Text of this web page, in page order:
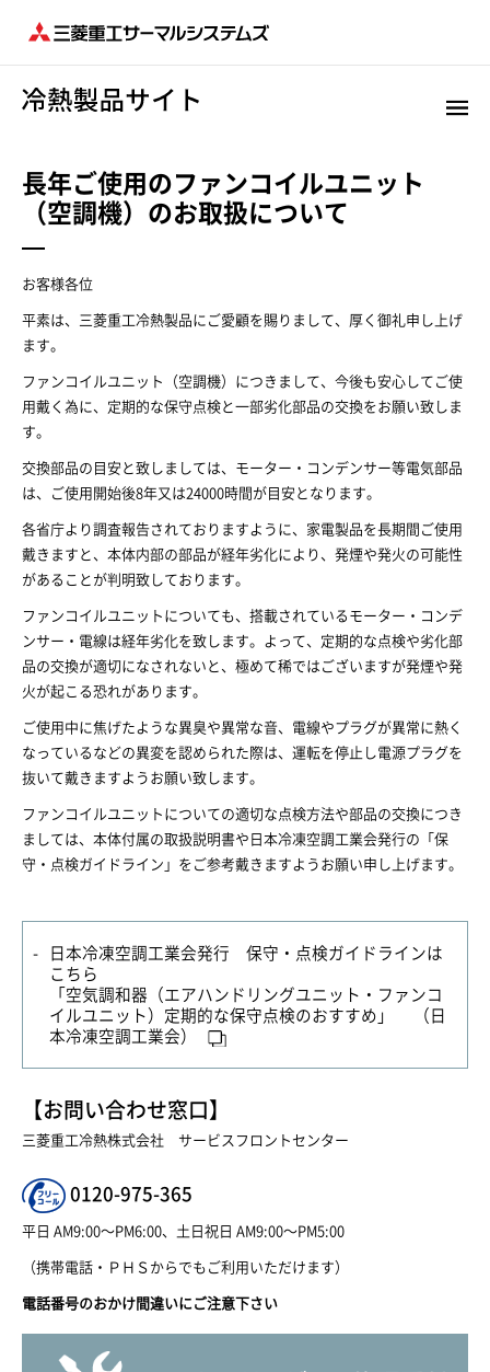
長年ご使用のファンコイルユニット
（空調機）のお取扱について
お客様各位
平素は、三菱重工冷熱製品にご愛顧を賜りまして、厚く御礼申し上げ
ます。
ファンコイルユニット（空調機）につきまして、今後も安心してご使
用戴く為に、定期的な保守点検と一部劣化部品の交換をお願い致しま
す。
交換部品の目安と致しましては、モーター・コンデンサー等電気部品
は、ご使用開始後8年又は24000時間が目安となります。
各省庁より調査報告されておりますように、家電製品を長期間ご使用
戴きますと、本体内部の部品が経年劣化により、発煙や発火の可能性
があることが判明致しております。
ファンコイルユニットについても、搭載されているモーター・コンデ
ンサー・電線は経年劣化を致します。よって、定期的な点検や劣化部
品の交換が適切になされないと、極めて稀ではございますが発煙や発
火が起こる恐れがあります。
ご使用中に焦げたような異臭や異常な音、電線やプラグが異常に熱く
なっているなどの異変を認められた際は、運転を停止し電源プラグを
抜いて戴きますようお願い致します。
ファンコイルユニットについての適切な点検方法や部品の交換につき
ましては、本体付属の取扱説明書や日本冷凍空調工業会発行の「保
守・点検ガイドライン」をご参考戴きますようお願い申し上げます。
日本冷凍空調工業会発行 保守・点検ガイドラインは
こちら
「空気調和器（エアハンドリングユニット・ファンコ
イルユニット）定期的な保守点検のおすすめ」 （日
本冷凍空調工業会）
【お問い合わせ窓口】
三菱重工冷熱株式会社 サービスフロントセンター
0120-975-365
平日 AM9:00〜PM6:00、土日祝日 AM9:00〜PM5:00
（携帯電話・ＰＨＳからでもご利用いただけます）
電話番号のおかけ間違いにご注意下さい